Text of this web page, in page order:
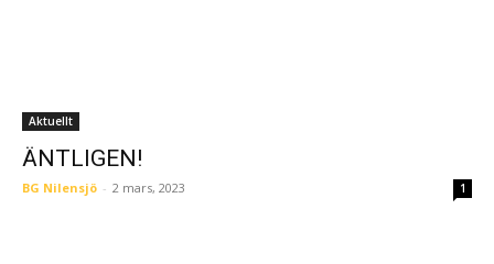
Aktuellt
ÄNTLIGEN!
BG Nilensjö - 2 mars, 2023 1